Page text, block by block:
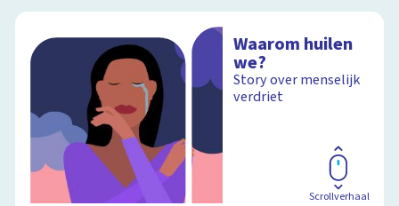
Waarom huilen
we?
Story over menselijk
verdriet
Scrollverhaal